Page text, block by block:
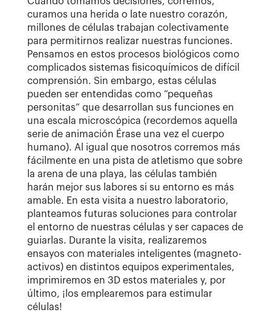
curamos una herida o late nuestro corazón,
millones de células trabajan colectivamente
para permitirnos realizar nuestras funciones.
Pensamos en estos procesos biológicos como
complicados sistemas fisicoquímicos de difícil
comprensión. Sin embargo, estas células
pueden ser entendidas como “pequeñas
personitas” que desarrollan sus funciones en
una escala microscópica (recordemos aquella
serie de animación Érase una vez el cuerpo
humano). Al igual que nosotros corremos más
fácilmente en una pista de atletismo que sobre
la arena de una playa, las células también
harán mejor sus labores si su entorno es más
amable. En esta visita a nuestro laboratorio,
planteamos futuras soluciones para controlar
el entorno de nuestras células y ser capaces de
guiarlas. Durante la visita, realizaremos
ensayos con materiales inteligentes (magneto-
activos) en distintos equipos experimentales,
imprimiremos en 3D estos materiales y, por
último, ¡los emplearemos para estimular
células!